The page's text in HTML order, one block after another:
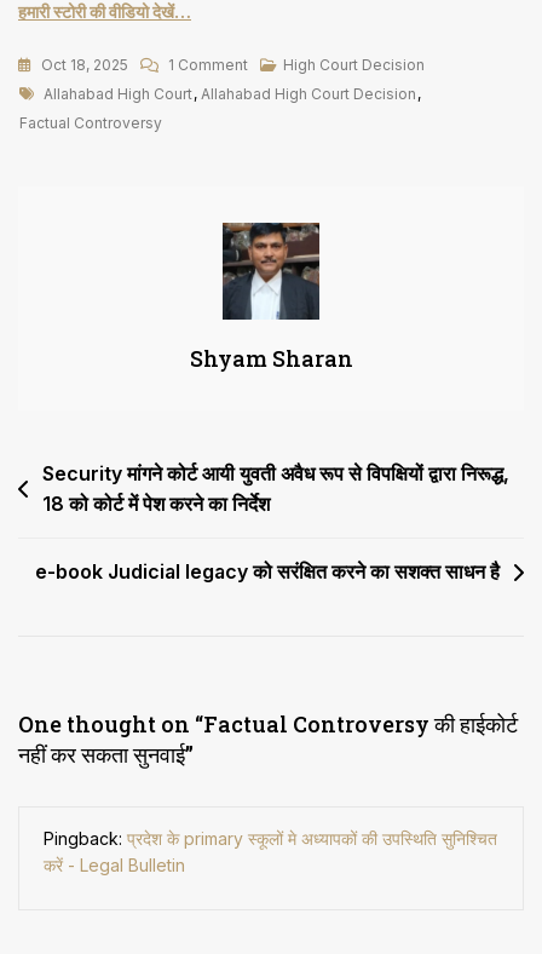
हमारी स्टोरी की वीडियो देखें…
Oct 18, 2025 1 CommentOn
Factual
कर
सकता
सुनवाई
High Court Decision
Tags
Allahabad High Court, Allahabad High Court Decision ,
Factual Controversy
Shyam Sharan
Post
navigation
Security मांगने कोर्ट आयी युवती अवैध रूप से विपक्षियों द्वारा निरूद्ध,
18 को कोर्ट में पेश करने का निर्देश
e-book Judicial legacy को सरंक्षित करने का सशक्त साधन है
One thought on “Factual Controversy की हाईकोर्ट
नहीं कर सकता सुनवाई”
Pingback: प्रदेश के primary स्कूलों मे अध्यापकों की उपस्थिति सुनिश्चित
करें - Legal Bulletin